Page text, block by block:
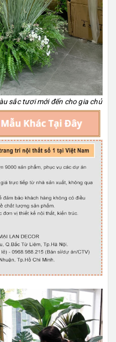
sắc tươi mới đến cho gia chủ